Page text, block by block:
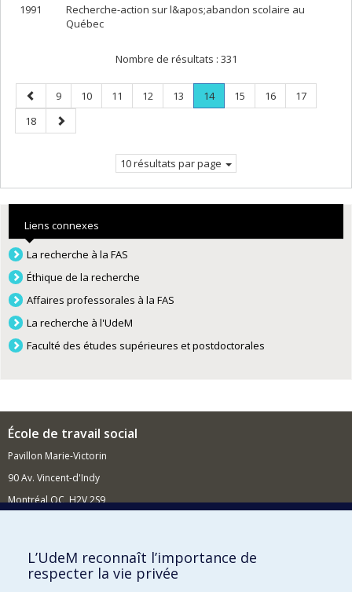
1991
Recherche-action sur l&apos;abandon scolaire au
Québec
Nombre de résultats : 331
Page
précédente
Page
9 Page
10 Page
11 Page
12 Page
13 Page
14.
Page
Page
15 Page
16 Page
17
Page
18
Page
suivante
10 résultats par page
Liens connexes
La recherche à la FAS
Éthique de la recherche
Affaires professorales à la FAS
La recherche à l'UdeM
Faculté des études supérieures et postdoctorales
École de travail social
Pavillon Marie-Victorin
90 Av. Vincent-d'Indy
Montréal QC H2V 2S9
Comment soutenir l'École?
BESOIN D'AIDE?
L’UdeM reconnaît l’importance de
respecter la vie privée